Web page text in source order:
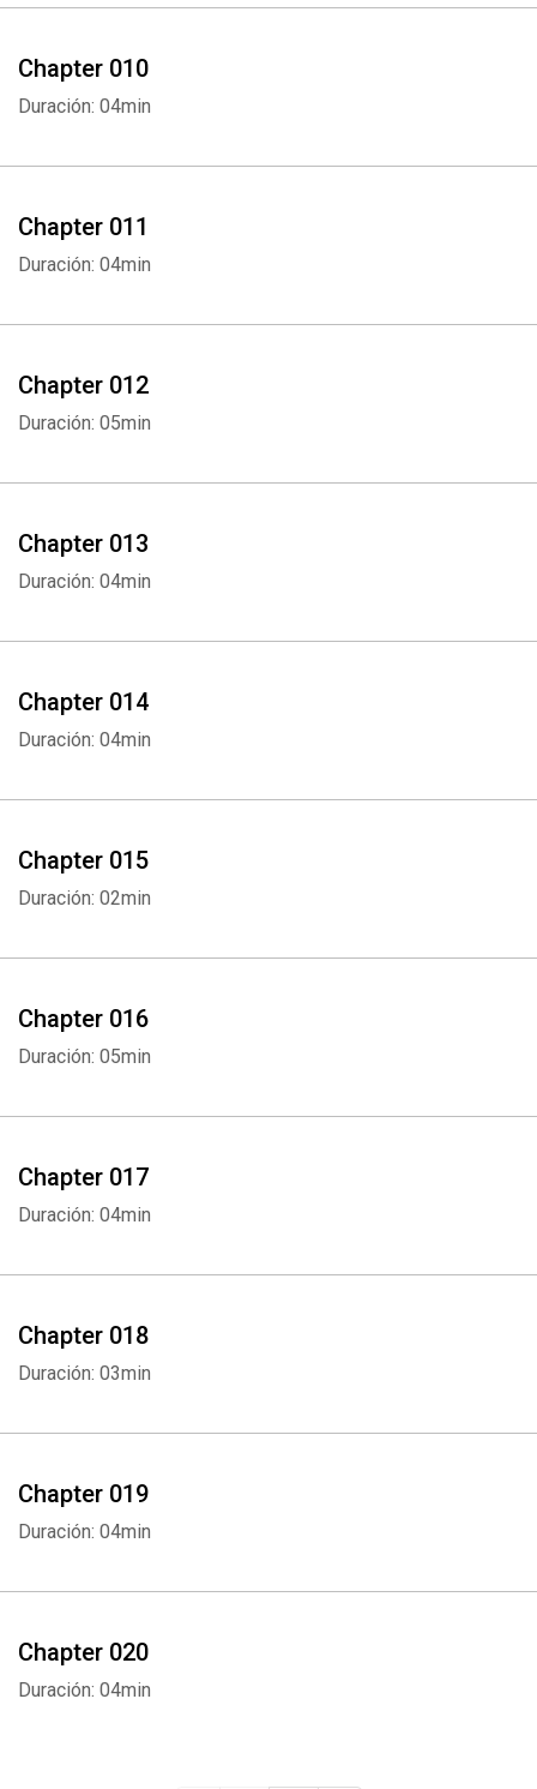
Chapter 010
Duración: 04min
Chapter 011
Duración: 04min
Chapter 012
Duración: 05min
Chapter 013
Duración: 04min
Chapter 014
Duración: 04min
Chapter 015
Duración: 02min
Chapter 016
Duración: 05min
Chapter 017
Duración: 04min
Chapter 018
Duración: 03min
Chapter 019
Duración: 04min
Chapter 020
Duración: 04min
Whatsapp